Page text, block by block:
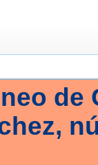
de